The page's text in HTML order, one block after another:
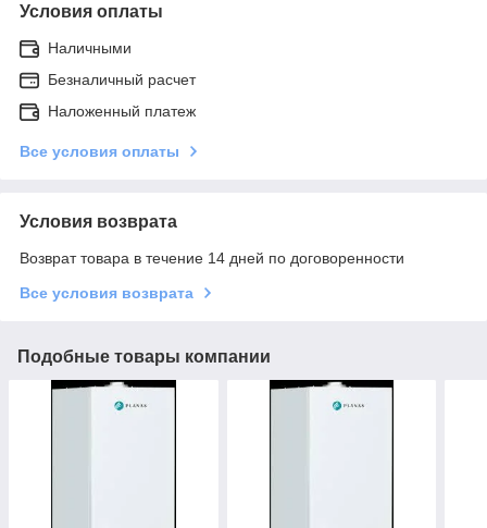
Условия оплаты
Наличными
Безналичный расчет
Наложенный платеж
Все условия оплаты
Условия возврата
Возврат товара в течение 14 дней по договоренности
Все условия возврата
Подобные товары компании